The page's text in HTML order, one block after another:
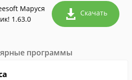
Маруся
1.63.0
Скачать
программы